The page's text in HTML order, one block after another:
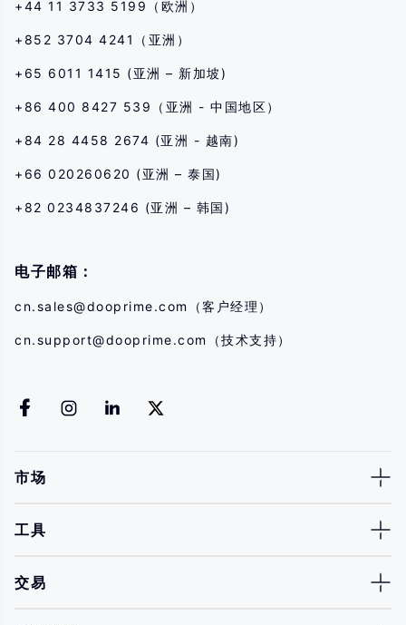
+44 11 3733 5199（欧洲）
+852 3704 4241（亚洲）
+65 6011 1415 (亚洲 – 新加坡)
+86 400 8427 539（亚洲 - 中国地区）
+84 28 4458 2674 (亚洲 - 越南)
+66 020260620 (亚洲 – 泰国)
+82 0234837246 (亚洲 – 韩国)
电子邮箱：
cn.sales@dooprime.com （客户经理）
cn.support@dooprime.com （技术支持）
市场
工具
交易